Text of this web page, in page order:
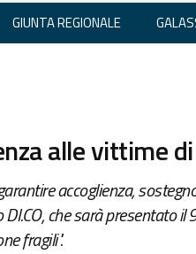
GIUNTA REGIONALE
alle vittime
accoglienza,
che sarà presentato
fragili".